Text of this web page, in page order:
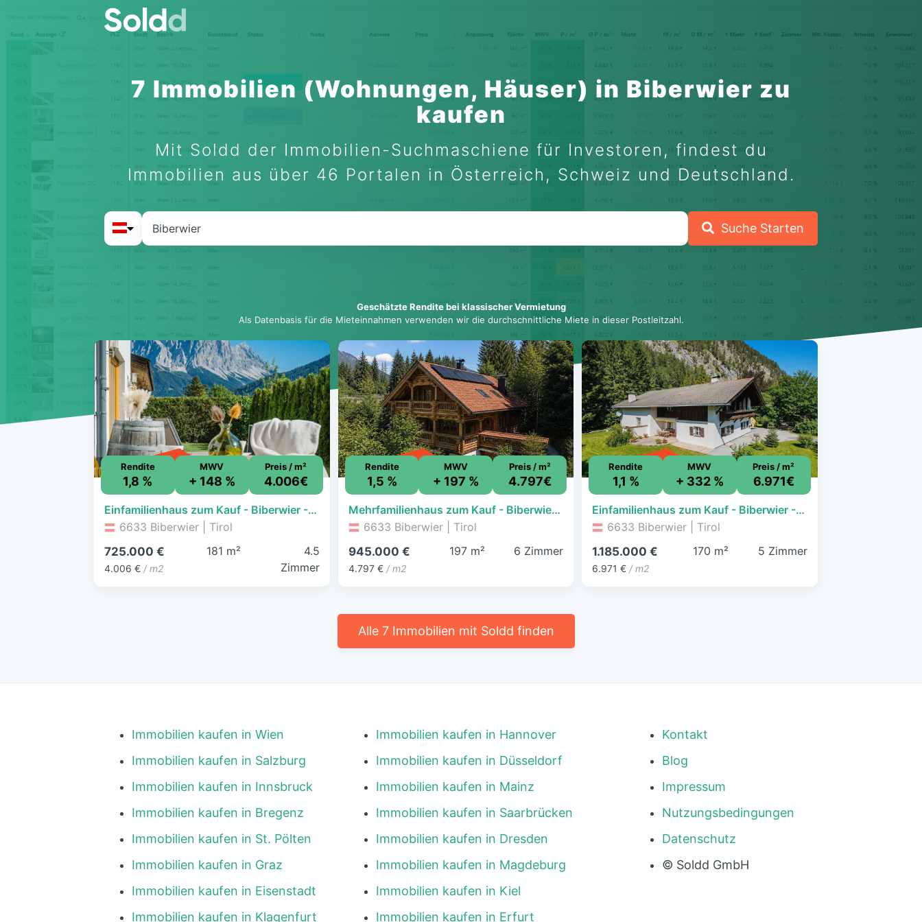
7 Immobilien (Wohnungen, Häuser) in Biberwier zu
kaufen
Mit Soldd der Immobilien-Suchmaschiene für Investoren, findest du
Immobilien aus über 46 Portalen in Österreich, Schweiz und Deutschland.
Suche Starten
Geschätzte Rendite bei klassischer Vermietung
Als Datenbasis für die Mieteinnahmen verwenden wir die durchschnittliche Miete in dieser Postleitzahl.
Rendite
1,8 %
MWV
+ 148 %
Preis / m²
4.006€
Einfamilienhaus zum Kauf - Biberwier - 725.000 € - 4,5 Zimmer, 181 m², 372 m² Grundstück
6633 Biberwier | Tirol
725.000 €
4.006 € / m2
181 m²
4.5
Zimmer
Rendite
1,5 %
MWV
+ 197 %
Preis / m²
4.797€
Mehrfamilienhaus zum Kauf - Biberwier - 945.000 € - 6 Zimmer, 197 m², 745 m² Grundstück
6633 Biberwier | Tirol
945.000 €
4.797 €/ m2
197 m² 6 Zimmer
Rendite
1,1 %
MWV
+ 332 %
Preis / m²
6.971€
Einfamilienhaus zum Kauf - Biberwier - 1.185.000 € - 5 Zimmer, 170 m², 1.410 m² Grundstück, frei ab sofort
6633 Biberwier | Tirol
1.185.000 €
6.971 € / m2
170 m² 5 Zimmer
Alle 7 Immobilien mit Soldd finden
Immobilien kaufen in Wien
Immobilien kaufen in Salzburg
Immobilien kaufen in Innsbruck
Immobilien kaufen in Bregenz
Immobilien kaufen in St. Pölten
Immobilien kaufen in Graz
Immobilien kaufen in Eisenstadt
Immobilien kaufen in Klagenfurt
Immobilien kaufen in Hannover
Immobilien kaufen in Düsseldorf
Immobilien kaufen in Mainz
Immobilien kaufen in Saarbrücken
Immobilien kaufen in Dresden
Immobilien kaufen in Magdeburg
Immobilien kaufen in Kiel
Immobilien kaufen in Erfurt
Kontakt
Blog
Impressum
Nutzungsbedingungen
Datenschutz
© Soldd GmbH